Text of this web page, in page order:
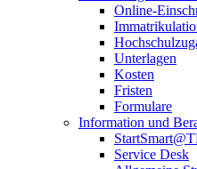
Online-
Unterlagen
Kosten
Fristen
Formulare
Information und
Service Desk